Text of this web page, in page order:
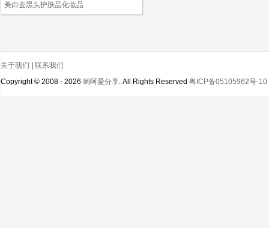
美白去黑头护肤品化妆品
关于我们
联系我们
Copyright © 2008 - 2026 哟呵爱分享. All Rights Reserved 粤ICP备05105962号-10